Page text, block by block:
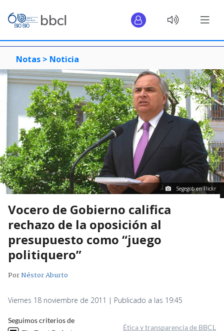
Notas > Noticia
Segegob en Flickr
Vocero de Gobierno califica
rechazo de la oposición al
presupuesto como “juego
politiquero”
PorNéstor Aburto
Viernes 18 noviembre de 2011 | Publicado a las 19:45
Seguimos criterios de
Ética y transparencia de BBCL